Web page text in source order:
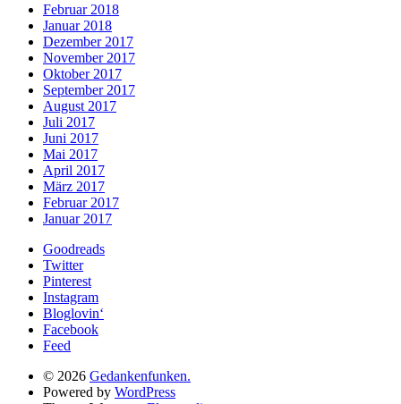
Februar 2018
Januar 2018
Dezember 2017
November 2017
Oktober 2017
September 2017
August 2017
Juli 2017
Juni 2017
Mai 2017
April 2017
März 2017
Februar 2017
Januar 2017
Goodreads
Twitter
Pinterest
Instagram
Bloglovin‘
Facebook
Feed
© 2026 Gedankenfunken.
Powered by WordPress